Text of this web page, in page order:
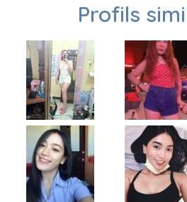
Profils